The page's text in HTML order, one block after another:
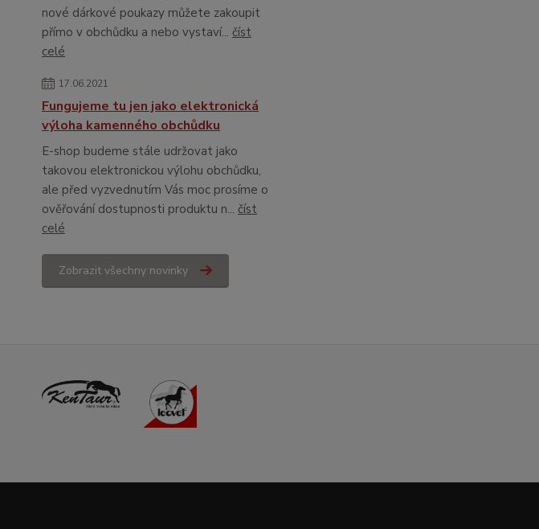
nové dárkové poukazy můžete zakoupit
přímo v obchůdku a nebo vystaví... číst
celé
17.06.2021
Fungujeme tu jen jako elektronická
výloha kamenného obchůdku
E-shop budeme stále udržovat jako
takovou elektronickou výlohu obchůdku,
ale před vyzvednutím Vás moc prosíme o
ověřování dostupnosti produktu n... číst
celé
Zobrazit všechny novinky